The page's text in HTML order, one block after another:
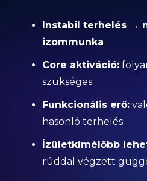
Instabil terhelés →
izommunka
Core aktiváció:
szükséges
Funkcionális erő:
hasonló terhelés
Ízületkímélőbb
rúddal végzett